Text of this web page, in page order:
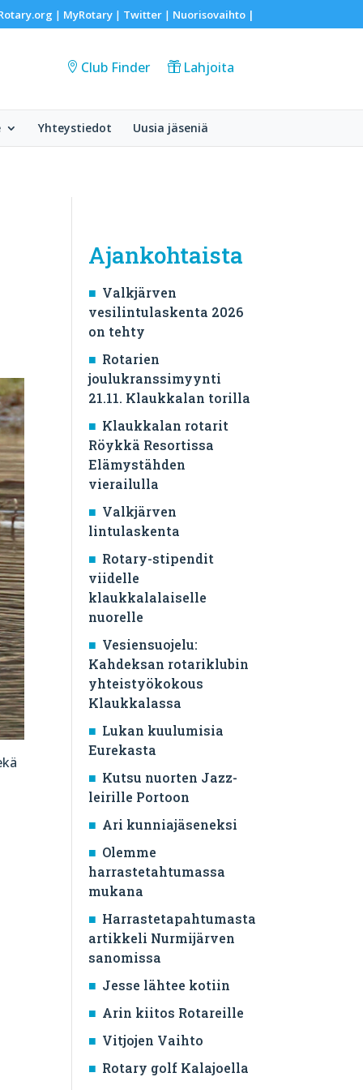
| MyRotary| Twitter| Nuorisovaihto|
Club Finder Lahjoita
Yhteystiedot Uusia jäseniä
Ajankohtaista
Valkjärven
vesilintulaskenta 2026
on tehty
Rotarien
joulukranssimyynti
21.11. Klaukkalan torilla
Klaukkalan rotarit
Röykkä Resortissa
Elämystähden
vierailulla
Valkjärven
lintulaskenta
Rotary-stipendit
viidelle
klaukkalalaiselle
nuorelle
Vesiensuojelu:
Kahdeksan rotariklubin
yhteistyökokous
Klaukkalassa
Lukan kuulumisia
Eurekasta
Kutsu nuorten Jazz-
leirille Portoon
Ari kunniajäseneksi
Olemme
harrastetahtumassa
mukana
Harrastetapahtumasta
artikkeli Nurmijärven
sanomissa
Jesse lähtee kotiin
Arin kiitos Rotareille
Vitjojen Vaihto
Rotary golf Kalajoella